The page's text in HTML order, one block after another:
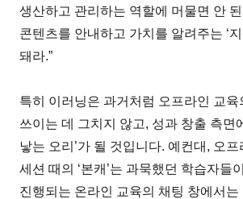
생산하고 관리하는 역할에 머물면 안
콘텐츠를 안내하고 가치를 알려주는 ‘
돼라.”
특히 이러닝은 과거처럼 오프라인 교육
쓰이는 데 그치지 않고, 성과 창출 측면
낳는 오리’가 될 것입니다. 예컨대, 오
세션 때의 ‘본캐’는 과묵했던 학습자들
진행되는 온라인 교육의 채팅 창에서는